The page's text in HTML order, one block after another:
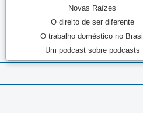
Novas Raízes
O direito de ser diferente
O trabalho doméstico no
Um podcast sobre podcasts